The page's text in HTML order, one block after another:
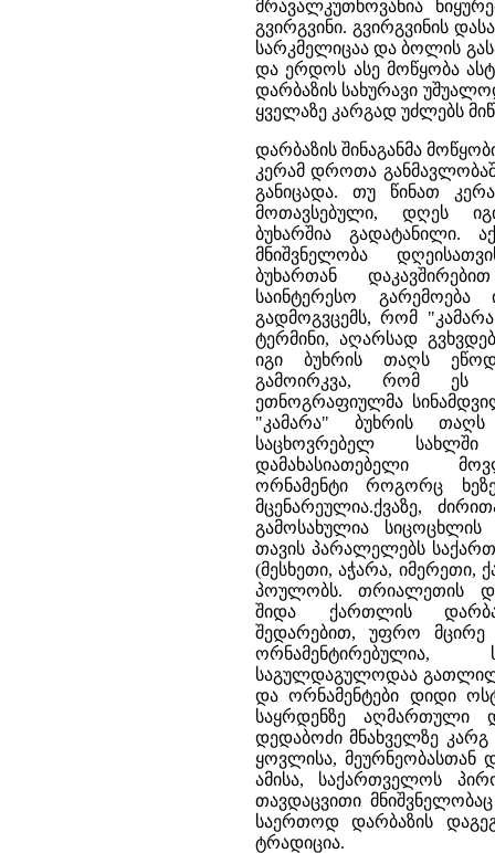
მრავალკუთხოვანია
გვირგვინი. გვირგვინის
სარკმელიცაა და ბოლის
და ერდოს ასე მოწყობა
დარბაზის სახურავი
ყველაზე კარგად უძლებს
დარბაზის შინაგანმა
კერამ დროთა
განიცადა. თუ წინათ
მოთავსებული, დღეს
ბუხარშია გადატანილი.
მნიშვნელობა
ბუხართან
საინტერესო გარემოება
გადმოგვცემს, რომ
ტერმინი, აღარსად
იგი ბუხრის თაღს
გამოირკვა, რომ ეს
ეთნოგრაფიულმა
"კამარა" ბუხრის
საცხოვრებელ
დამახასიათებელი
ორნამენტი როგორც
მცენარეულია.ქვაზე,
გამოსახულია
თავის პარალელებს
(მესხეთი, აჭარა, იმერეთი,
პოულობს. თრიალეთის
შიდა ქართლის
შედარებით, უფრო
ორნამენტირებულია,
საგულდაგულოდაა
და ორნამენტები დიდი
საყრდენზე აღმართული
დედაბოძი მნახველზე
ყოვლისა, მეურნეობასთან
ამისა, საქართველოს
თავდაცვითი
საერთოდ დარბაზის
ტრადიცია.